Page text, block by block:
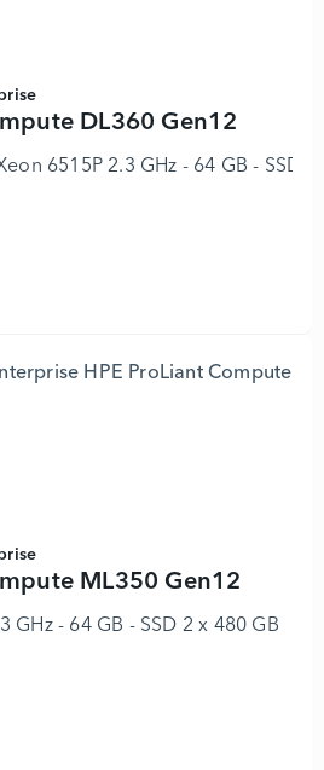
DL360 Gen12
6515P 2.3 GHz - 64 GB - SSD 2
ProLiant Compute DL360
ML350 Gen12
GHz - 64 GB - SSD 2 x 480 GB
ProLiant Compute ML350